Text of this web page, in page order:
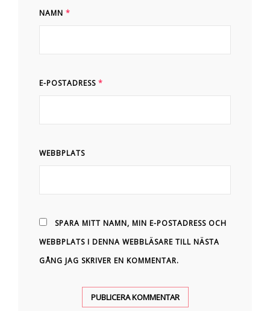
NAMN *
E-POSTADRESS *
WEBBPLATS
SPARA MITT NAMN, MIN E-POSTADRESS OCH
WEBBPLATS I DENNA WEBBLÄSARE TILL NÄSTA
GÅNG JAG SKRIVER EN KOMMENTAR.